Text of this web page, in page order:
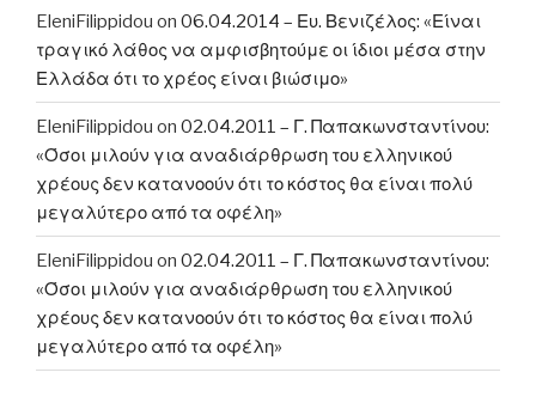
EleniFilippidou on 06.04.2014 – Ευ. Βενιζέλος: «Είναι
τραγικό λάθος να αμφισβητούμε οι ίδιοι μέσα στην
Ελλάδα ότι το χρέος είναι βιώσιμο»
EleniFilippidou on 02.04.2011 – Γ. Παπακωνσταντίνου:
«Όσοι μιλούν για αναδιάρθρωση του ελληνικού
χρέους δεν κατανοούν ότι το κόστος θα είναι πολύ
μεγαλύτερο από τα οφέλη»
EleniFilippidou on 02.04.2011 – Γ. Παπακωνσταντίνου:
«Όσοι μιλούν για αναδιάρθρωση του ελληνικού
χρέους δεν κατανοούν ότι το κόστος θα είναι πολύ
μεγαλύτερο από τα οφέλη»